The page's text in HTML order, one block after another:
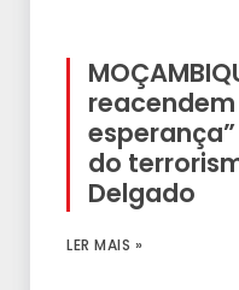
do
Delgado
LER MAIS »